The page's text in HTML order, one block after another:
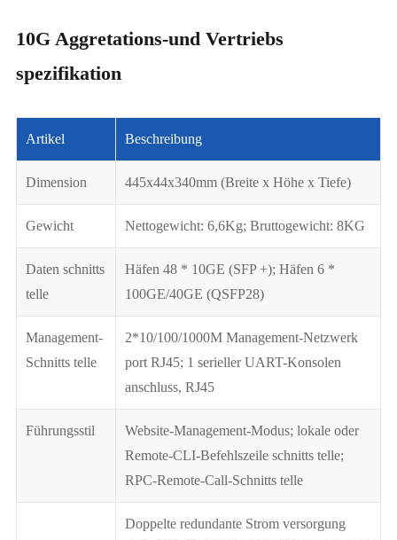
10G Aggretations-und Vertriebs
spezifikation
Artikel Beschreibung
Dimension 445x44x340mm (Breite x Höhe x Tiefe)
Gewicht Nettogewicht: 6,6Kg; Bruttogewicht: 8KG
Daten schnitts
telle
Häfen 48 * 10GE (SFP +); Häfen 6 *
100GE/40GE (QSFP28)
Management-
Schnitts telle
2*10/100/1000M Management-Netzwerk
port RJ45; 1 serieller UART-Konsolen
anschluss, RJ45
Führungsstil
Website-Management-Modus; lokale oder
Remote-CLI-Befehlszeile schnitts telle;
RPC-Remote-Call-Schnitts telle
Doppelte redundante Strom versorgung